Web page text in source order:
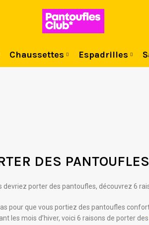
Chaussettes Espadrilles
DES PANTOUFLES
porter des pantoufles, découvrez 6
pour que vous portiez des pantoufles
les mois d’hiver, voici 6 raisons de porter des